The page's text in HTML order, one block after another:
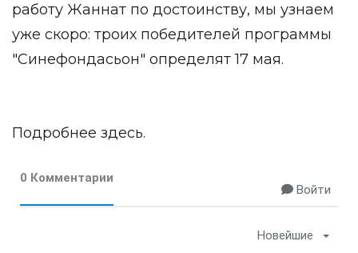
работу Жаннат по достоинству, мы узнаем
уже скоро: троих победителей программы
"Синефондасьон" определят 17 мая.
Подробнее здесь.
0 Комментарии
Войти
Новейшие